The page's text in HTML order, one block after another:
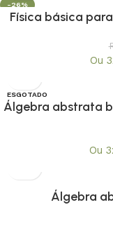
-26%
Física básica
Ou
ESGOTADO
Álgebra abstrata
Ou
Álgebra